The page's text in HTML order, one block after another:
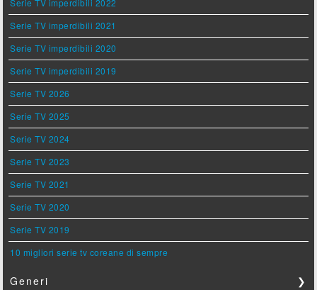
Serie TV imperdibili 2022
Serie TV imperdibili 2021
Serie TV imperdibili 2020
Serie TV imperdibili 2019
Serie TV 2026
Serie TV 2025
Serie TV 2024
Serie TV 2023
Serie TV 2021
Serie TV 2020
Serie TV 2019
10 migliori serie tv coreane di sempre
Generi ❯